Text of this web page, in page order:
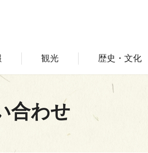
観光 歴史・文化
合わせ